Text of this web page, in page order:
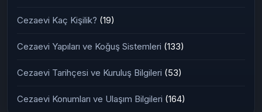
Cezaevi Kaç Kişilik? (19)
Cezaevi Yapıları ve Koğuş Sistemleri (133)
Cezaevi Tarihçesi ve Kuruluş Bilgileri (53)
Cezaevi Konumları ve Ulaşım Bilgileri (164)